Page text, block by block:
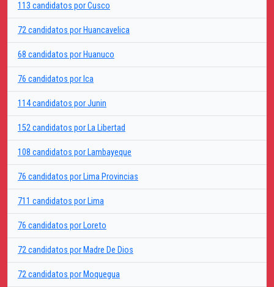
113 candidatos por Cusco
72 candidatos por Huancavelica
68 candidatos por Huanuco
76 candidatos por Ica
114 candidatos por Junin
152 candidatos por La Libertad
108 candidatos por Lambayeque
76 candidatos por Lima Provincias
711 candidatos por Lima
76 candidatos por Loreto
72 candidatos por Madre De Dios
72 candidatos por Moquegua